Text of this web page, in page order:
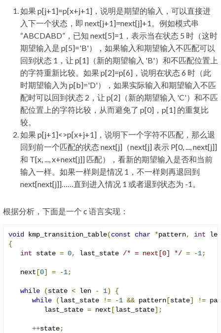
如果 p[j+1]=p[x+j+1]，说明是期望的输入，可以直接进
入下一个状态，即 next[j+1]=next[j]+1。例如模式串
“ABCDABD”，已知 next[5]=1，表示当在状态 5 时（这时
期望输入是 p[5]='B'），如果输入和期望输入不匹配可以
回到状态 1，让 p[1]（新的期望输入 'B'）和不匹配位置上
的字符重新比较。如果 p[2]=p[6]，说明在状态 6 时（此
时期望输入为 p[b]='D'），如果实际输入和期望输入不匹
配时可以回到状态 2，让 p[2]（新的期望输入 'C'）和不匹
配位置上的字符比较，从而避免了 p[0]，p[1] 的重复比
较。
如果 p[j+1]<>p[x+j+1]，说明下一个字符不匹配，那么退
回到前一个匹配的状态 next[j]（next[j] 表示 P[0, ..., next[j]]
和 T[x, ..., x+next[j]] 匹配），看新的期望输入是否和当前
输入一样。如果一样则是情况 1，不一样则再退回到
next[next[j]]……直到进入情况 1 或者退到状态为 -1。
根据分析，下面是一个 c 语言实现：
void kmp_transition_table(const char *pattern, int len
{
int state = 0, last_state /* = next[0] */ = -1;
   next
[0] = -1;
while (state < len - 1)
{
while
(last_state != -1 && pattern [state] !=
         last_state
= next [last_state];
++state;